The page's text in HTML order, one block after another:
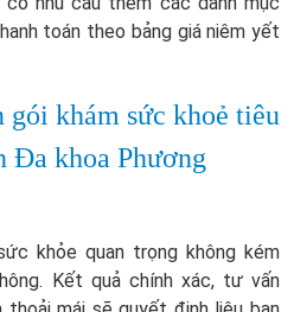
toán theo bảng giá niêm yết
gói khám sức khoẻ tiêu
Đa khoa Phương
khỏe quan trọng không kém
Kết quả chính xác, tư vấn